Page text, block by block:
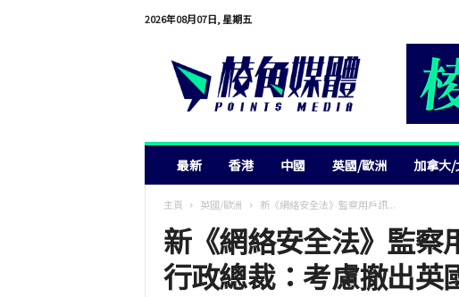
2026年08月07日, 星期五
最新 香港 中國 英國/歐洲 加拿大/
主頁 英國/歐洲 新《網絡安全法》監察用戶訊...
新《網絡安全法》監察
行政總裁：考慮撤出英